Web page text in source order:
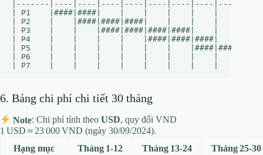
|-------|----|----|----|----|----|----|----|----
| P1    |####|####|    |    |    |    |    |    |
| P2    |    |####|####|####|    |    |    |    |
| P3    |    |    |####|####|####|####|    |
| P4    |    |    |    |    |####|####|####|    |
| P5    |    |    |    |    |    |
| P6    |    |    |    |    |    |    |    |
6. Bảng chi phí chi tiết 30 tháng
Note: Chi phí tính theoUSD, quy đổi VND
1 USD ≈ 23 000 VND (ngày 30/09/2024).
Hạng mục
Tháng 1‑12 Tháng 13‑24 Tháng 25‑30